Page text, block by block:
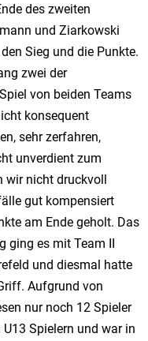
des zweiten
und Ziarkowski
Sieg und die Punkte.
zwei der
von beiden Teams
konsequent
sehr zerfahren,
unverdient zum
wir nicht druckvoll
gut kompensiert
am Ende geholt. Das
ging es mit Team II
und diesmal hatte
Aufgrund von
nur noch 12 Spieler
Spielern und war in